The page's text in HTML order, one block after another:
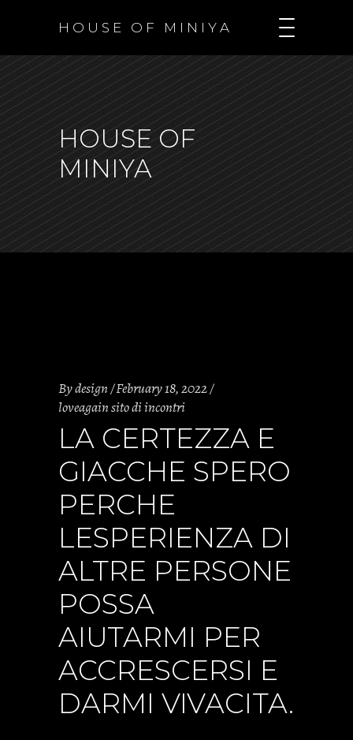
H O U S E O F M I N I Y A
HOUSE OF
MINIYA
Bydesign February 18, 2022
loveagain sito di incontri
LA CERTEZZA E
GIACCHE SPERO
PERCHE
LESPERIENZA DI
ALTRE PERSONE
POSSA
AIUTARMI PER
ACCRESCERSI E
DARMI VIVACITA.